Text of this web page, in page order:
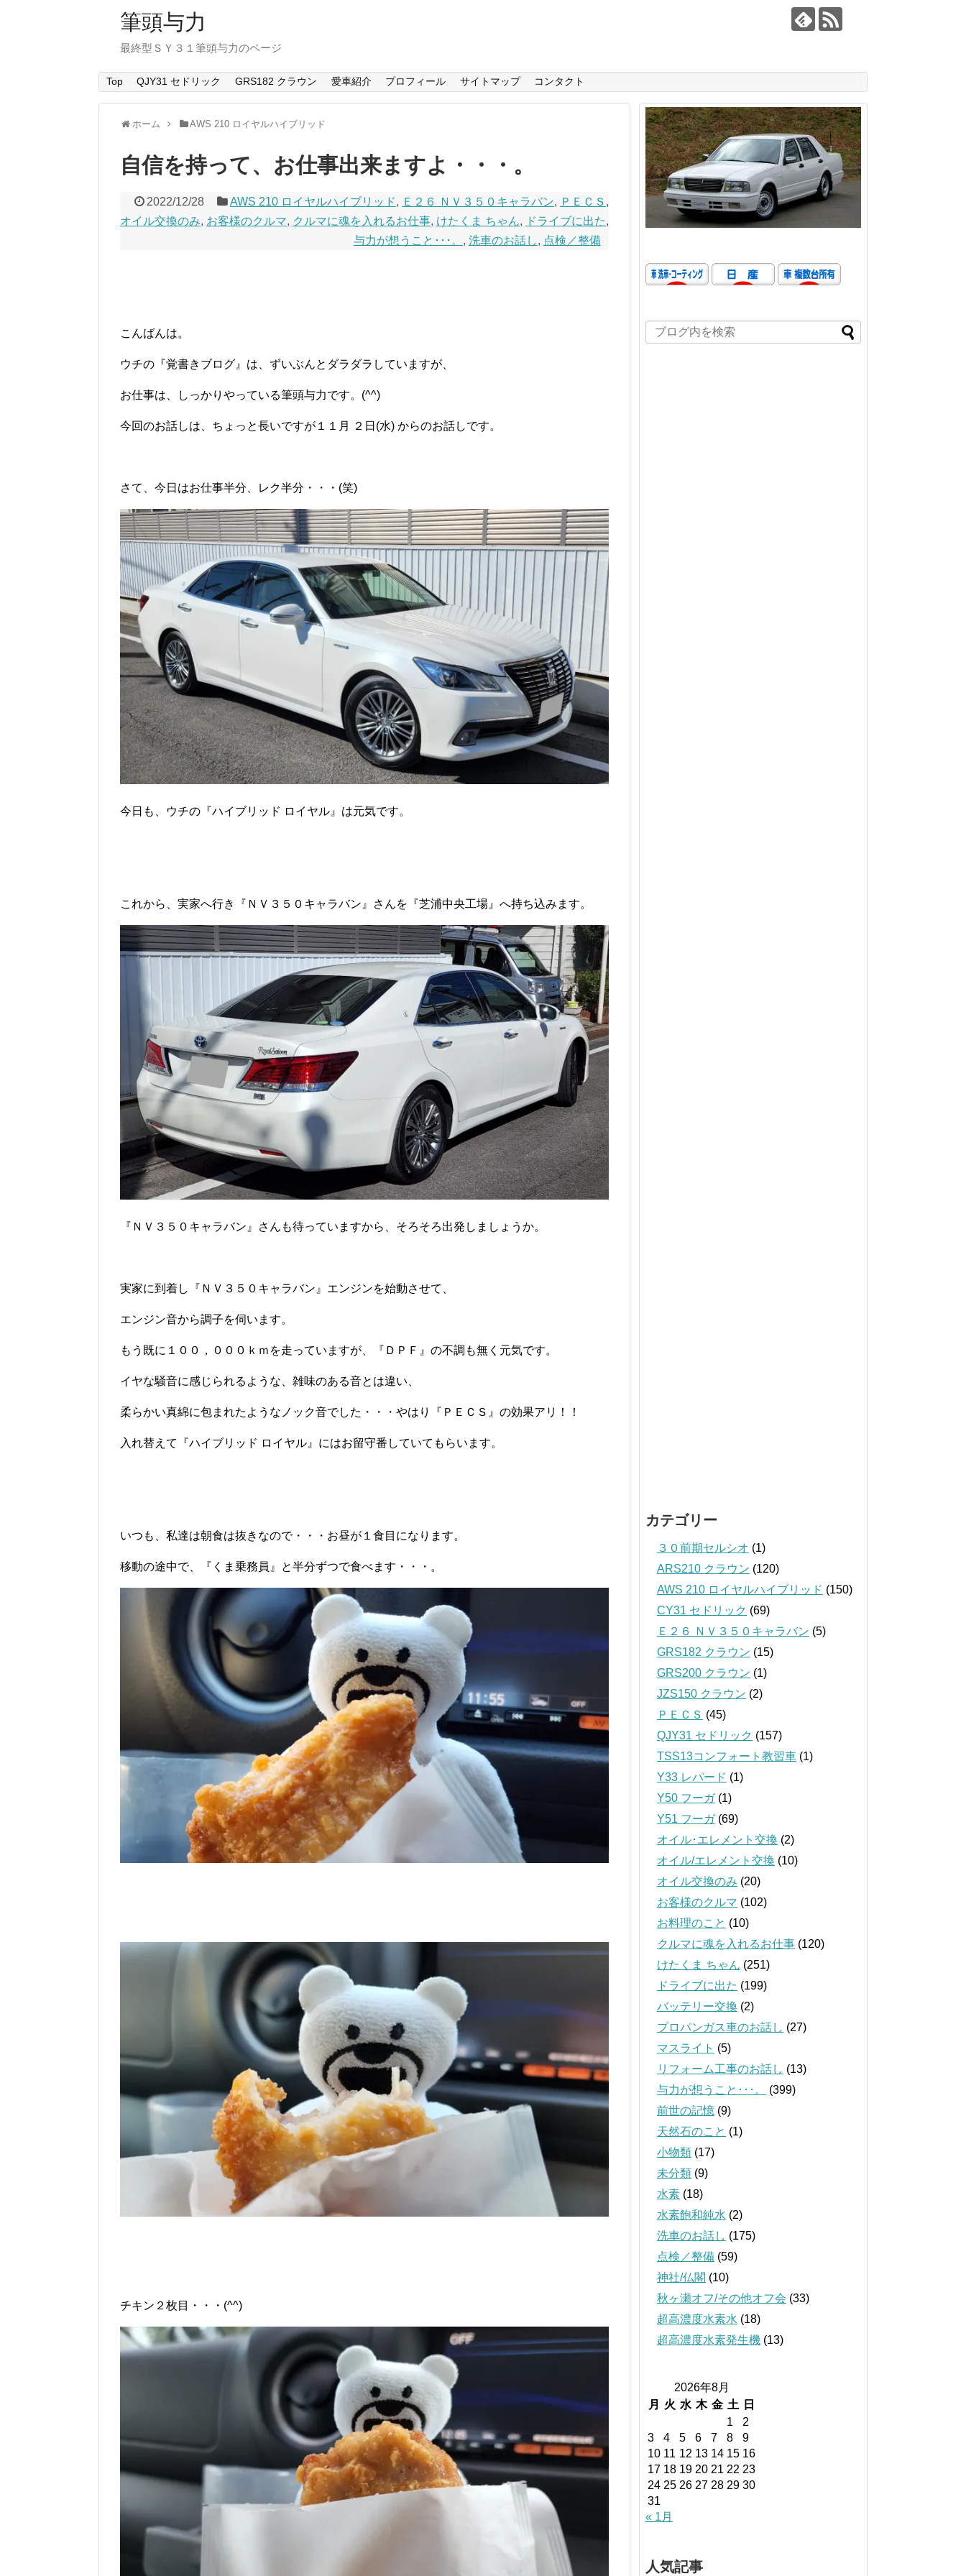
筆頭与力
最終型ＳＹ３１筆頭与力のページ
Top QJY31 セドリック GRS182 クラウン 愛車紹介 プロフィール サイトマップ コンタクト
ホーム AWS 210 ロイヤルハイブリッド
自信を持って、お仕事出来ますよ・・・。
2022/12/28 AWS 210 ロイヤルハイブリッド, Ｅ２６ ＮＶ３５０キャラバン, ＰＥＣＳ ,
オイル交換のみ, お客様のクルマ, クルマに魂を入れるお仕事, けたくま ちゃん, ドライブに出た,
与力が想うこと･･･。 , 洗車のお話し, 点検／整備
こんばんは。
ウチの『覚書きブログ』は、ずいぶんとダラダラしていますが、
お仕事は、しっかりやっている筆頭与力です。(^^)
今回のお話しは、ちょっと長いですが１１月 ２日(水) からのお話しです。
さて、今日はお仕事半分、レク半分・・・(笑)
今日も、ウチの『ハイブリッド ロイヤル』は元気です。
これから、実家へ行き『ＮＶ３５０キャラバン』さんを『芝浦中央工場』へ持ち込みます。
『ＮＶ３５０キャラバン』さんも待っていますから、そろそろ出発しましょうか。
実家に到着し『ＮＶ３５０キャラバン』エンジンを始動させて、
エンジン音から調子を伺います。
もう既に１００，０００ｋｍを走っていますが、『ＤＰＦ』の不調も無く元気です。
イヤな騒音に感じられるような、雑味のある音とは違い、
柔らかい真綿に包まれたようなノック音でした・・・やはり『ＰＥＣＳ』の効果アリ！！
入れ替えて『ハイブリッド ロイヤル』にはお留守番していてもらいます。
いつも、私達は朝食は抜きなので・・・お昼が１食目になります。
移動の途中で、『くま乗務員』と半分ずつで食べます・・・。
チキン２枚目・・・(^^)
カテゴリー
３０前期セルシオ (1)
ARS210 クラウン (120)
AWS 210 ロイヤルハイブリッド (150)
CY31 セドリック (69)
Ｅ２６ ＮＶ３５０キャラバン (5)
GRS182 クラウン (15)
GRS200 クラウン (1)
JZS150 クラウン (2)
ＰＥＣＳ (45)
QJY31 セドリック (157)
TSS13コンフォート教習車 (1)
Y33 レパード (1)
Y50 フーガ(1)
Y51 フーガ(69)
オイル･エレメント交換 (2)
オイル/エレメント交換 (10)
オイル交換のみ (20)
お客様のクルマ (102)
お料理のこと (10)
クルマに魂を入れるお仕事 (120)
けたくま ちゃん (251)
ドライブに出た (199)
バッテリー交換 (2)
プロパンガス車のお話し (27)
マスライト (5)
リフォーム工事のお話し (13)
与力が想うこと･･･。
(399)
前世の記憶 (9)
天然石のこと (1)
小物類 (17)
未分類 (9)
水素 (18)
水素飽和純水 (2)
洗車のお話し (175)
点検／整備 (59)
神社/仏閣 (10)
秋ヶ瀬オフ/その他オフ会 (33)
超高濃度水素水 (18)
超高濃度水素発生機 (13)
2026年8月
月
火 水 木 金 土
日
1
2
3
4 5 6 7 8
9
10 11 12 13 14 15 16
17 18 19 20 21 22 23
24 25 26 27 28 29 30
31
« 1月
人気記事